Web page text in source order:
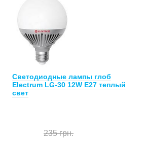
Светодиодные лампы глоб
Electrum LG-30 12W E27 теплый
свет
235 грн.